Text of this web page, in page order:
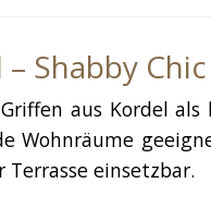
Shabby Chic
aus Kordel als
Wohnräume
einsetzbar.